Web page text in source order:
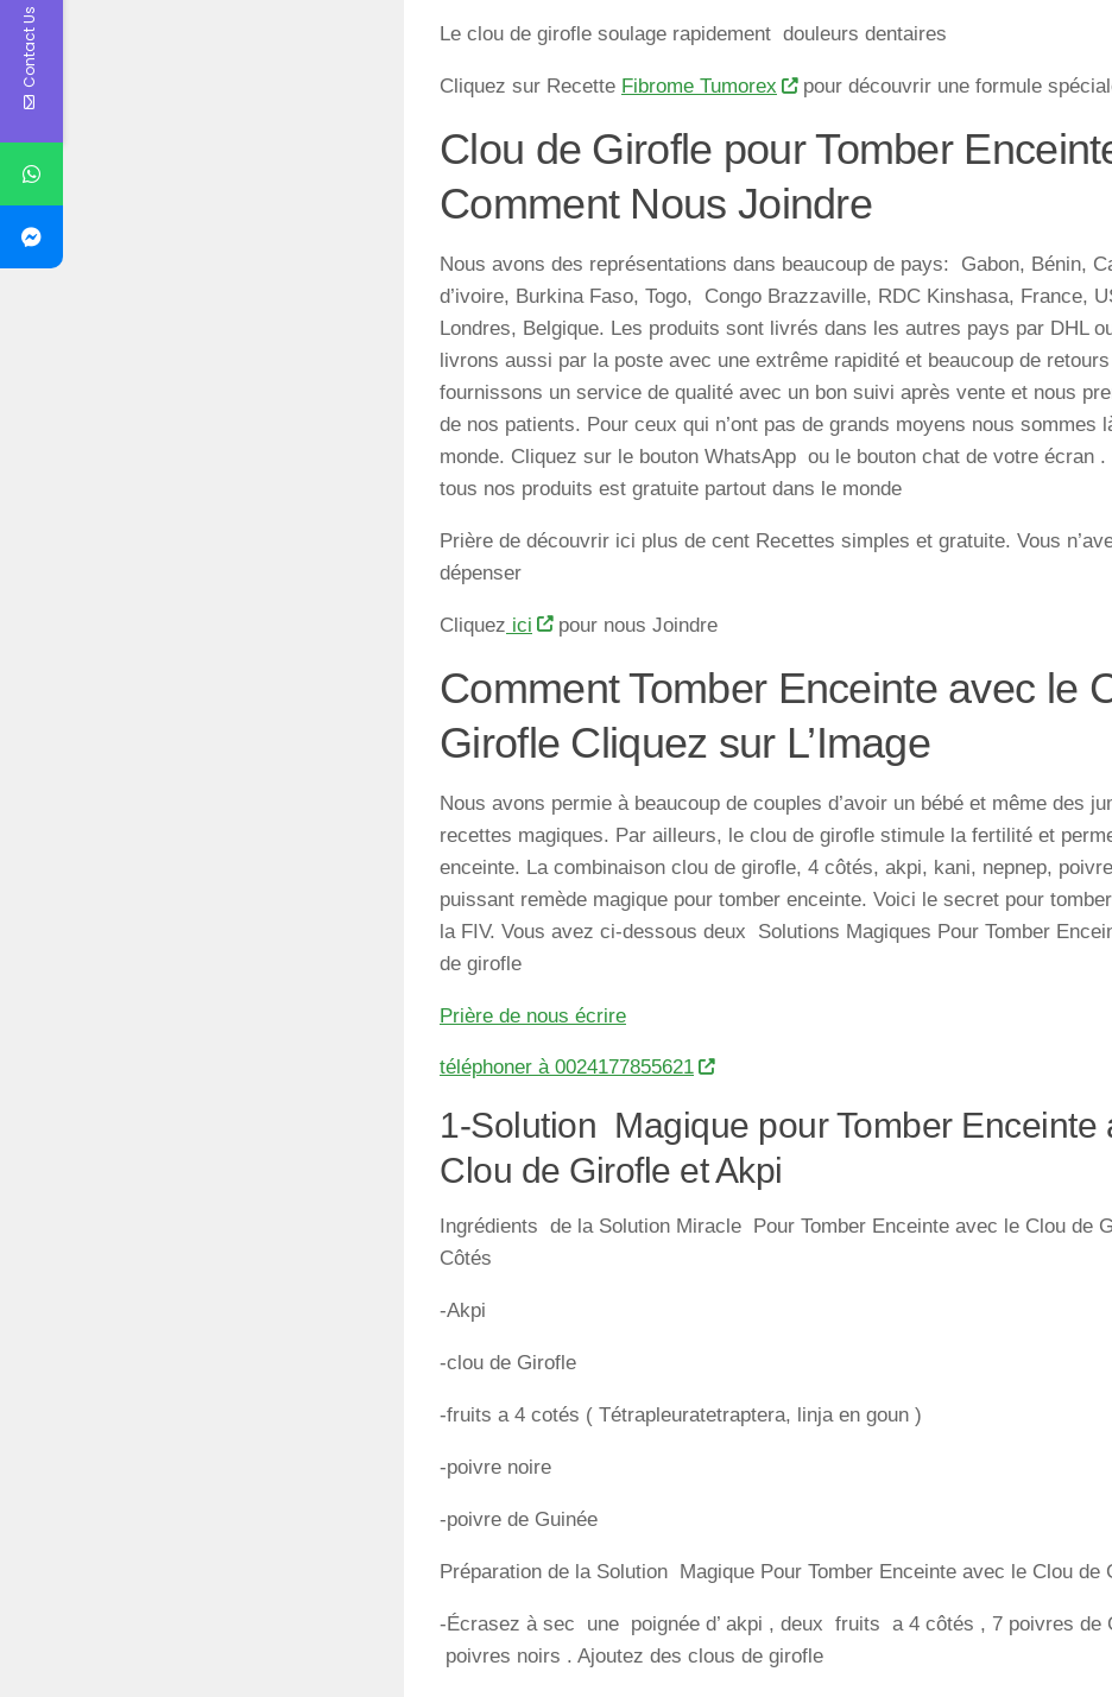
Le clou de girofle soulage rapidement douleurs dentaires
Cliquez sur Recette Fibrome Tumorex pour découvrir une formule
Clou de Girofle pour Tomber
Comment Nous Joindre
Nous avons des représentations dans beaucoup de pays: Gabon, Bénin,
d’ivoire, Burkina Faso, Togo, Congo Brazzaville, RDC Kinshasa, France,
Londres, Belgique. Les produits sont livrés dans les autres pays par DHL
livrons aussi par la poste avec une extrême rapidité et beaucoup de
fournissons un service de qualité avec un bon suivi après vente et nous
de nos patients. Pour ceux qui n’ont pas de grands moyens nous sommes
monde. Cliquez sur le bouton WhatsApp ou le bouton chat de votre écran
tous nos produits est gratuite partout dans le monde
Prière de découvrir ici plus de cent Recettes simples et gratuite. Vous
dépenser
Cliquez ici pour nous Joindre
Comment Tomber Enceinte avec le
Girofle Cliquez sur L’Image
Nous avons permie à beaucoup de couples d’avoir un bébé et même des
recettes magiques. Par ailleurs, le clou de girofle stimule la fertilité et
enceinte. La combinaison clou de girofle, 4 côtés, akpi, kani, nepnep,
puissant remède magique pour tomber enceinte. Voici le secret pour
la FIV. Vous avez ci-dessous deux Solutions Magiques Pour Tomber
de girofle
Prière de nous écrire
téléphoner à 0024177855621
1-Solution Magique pour Tomber Enceinte
Clou de Girofle et Akpi
Ingrédients de la Solution Miracle Pour Tomber Enceinte avec le Clou de
Côtés
-Akpi
-clou de Girofle
-fruits a 4 cotés ( Tétrapleuratetraptera, linja en goun )
-poivre noire
-poivre de Guinée
Préparation de la Solution Magique Pour Tomber Enceinte avec le Clou de
-Écrasez à sec une poignée d’ akpi , deux fruits a 4 côtés , 7 poivres de
poivres noirs . Ajoutez des clous de girofle
Contact Us